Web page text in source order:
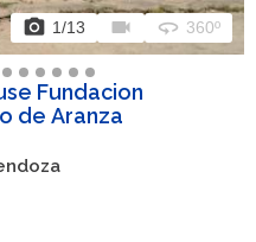
photo_camera 1/13 videocam 360 360º
Fundacion